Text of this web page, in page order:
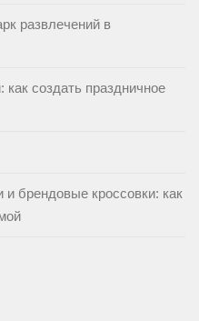
развлечений в
как создать праздничное
брендовые кроссовки: как